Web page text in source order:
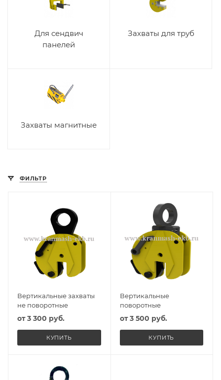
Для сендвич
панелей
Захваты для труб
Захваты магнитные
ФИЛЬТР
Вертикальные захваты
не поворотные
от3 300 руб.
КУПИТЬ
Вертикальные
поворотные
от3 500 руб.
КУПИТЬ